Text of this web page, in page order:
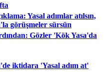
Yasal adımlar atılsın,
görüşmeler sürsün
Gözler 'Kök Yasa'da
iktidara 'Yasal adım at'